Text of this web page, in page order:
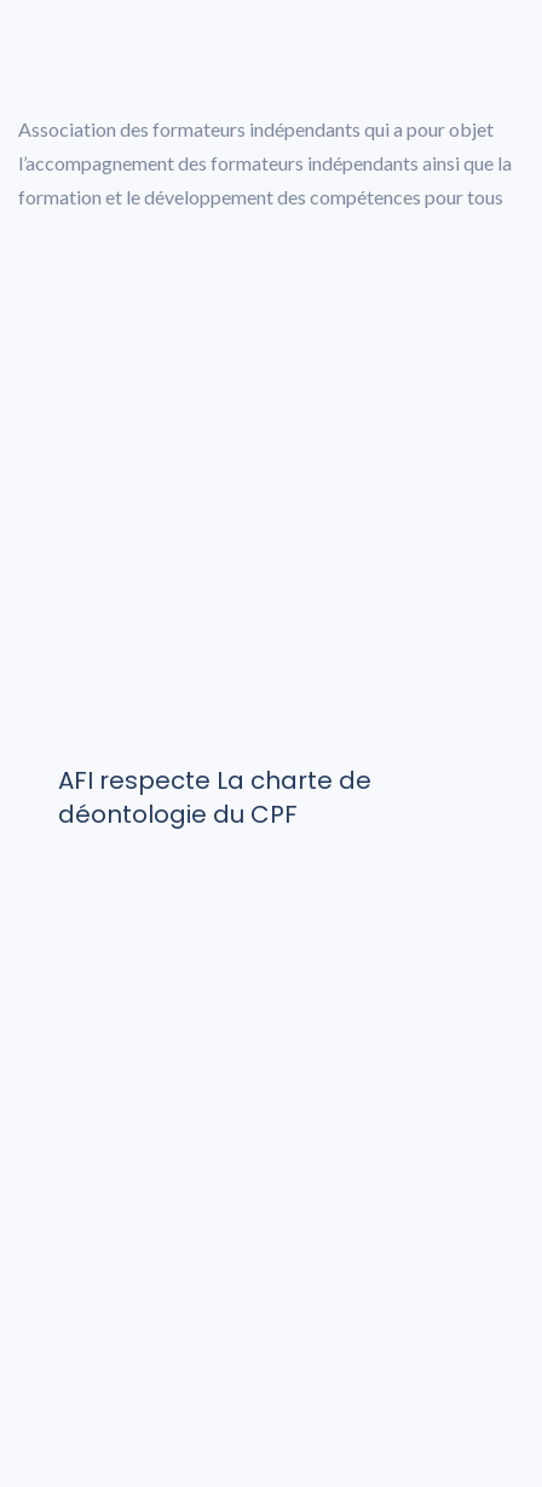
Association des formateurs indépendants qui a pour objet
l’accompagnement des formateurs indépendants ainsi que la
formation et le développement des compétences pour tous
AFI respecte La charte de
déontologie du CPF